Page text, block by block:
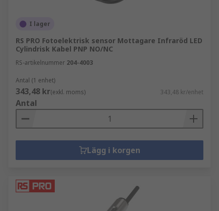
I lager
RS PRO Fotoelektrisk sensor Mottagare Infraröd LED
Cylindrisk Kabel PNP NO/NC
RS-artikelnummer 204-4003
Antal (1 enhet)
343,48 kr(exkl. moms) 343,48 kr/enhet
Antal
Lägg i korgen